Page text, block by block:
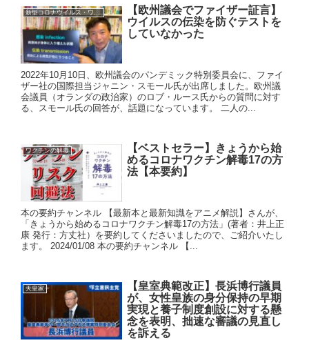
【欧州議会でファイザー証言】
ウイルスの伝染を防ぐテストを
していなかった
2022年10月10日、欧州議会のパンデミック特別委員会に、ファイ
ザー社の国際担当ジャニン・スモール氏が出席しました。欧州議
会議員（オランダの政治家）のロブ・ルース氏からの質問に対す
る、スモール氏の回答が、話題になっています。 二人の...
ワクチンの解毒
【ベストセラー】きょうから始
めるコロナワクチン解毒17の方
法【本要約】
本の要約チャンネル 【最新本と最新知識をアニメ解説】さんが、
「きょうから始めるコロナワクチン解毒17の方法」(著者：井上正
康 発行：方丈社）を要約してくださいましたので、ご紹介いたし
ます。 2024/01/08 本の要約チャンネル 【...
天皇家
【皇室典範改正】長浜博行議員
が、女性皇族の身分保持の早期
実現と養子制度創設に対する懸
念を表明、拙速な審議の見直し
を訴える